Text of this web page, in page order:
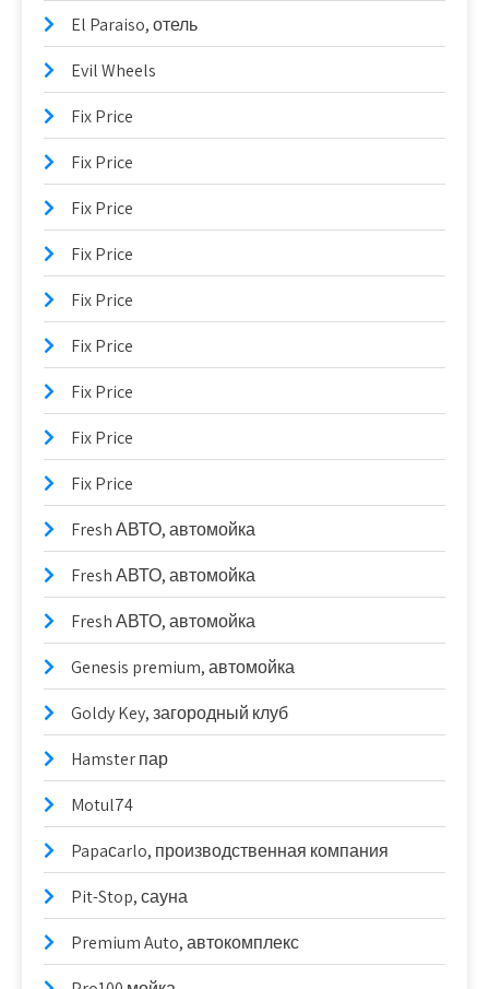
El Paraiso, отель
Evil Wheels
Fix Price
Fix Price
Fix Price
Fix Price
Fix Price
Fix Price
Fix Price
Fix Price
Fix Price
Fresh АВТО, автомойка
Fresh АВТО, автомойка
Fresh АВТО, автомойка
Genesis premium, автомойка
Goldy Key, загородный клуб
Hamster пар
Motul74
Papaсarlo, производственная компания
Pit-Stop, сауна
Premium Auto, автокомплекс